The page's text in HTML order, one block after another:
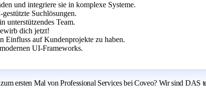
und integriere sie in komplexe Systeme.
Suchlösungen.
unterstützendes Team.
dich jetzt!
Einfluss auf Kundenprojekte zu haben.
UI-Frameworks.
ersten Mal von Professional Services bei Coveo? Wir sind DAS